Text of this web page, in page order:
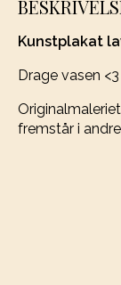
Kunstplakat
Drage vasen <3
fremstår i